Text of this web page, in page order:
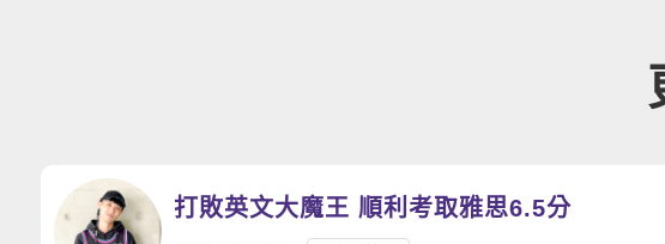
打敗英文大魔王 順利考取雅思6.5分